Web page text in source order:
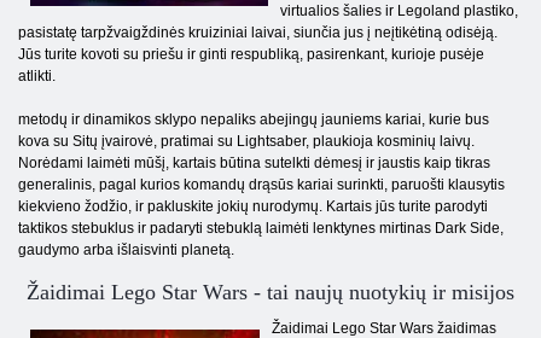
virtualios šalies ir Legoland plastiko,
pasistatę tarpžvaigždinės kruiziniai laivai, siunčia jus į neįtikėtiną odisėją.
Jūs turite kovoti su priešu ir ginti respubliką, pasirenkant, kurioje pusėje
atlikti.
metodų ir dinamikos sklypo nepaliks abejingų jauniems kariai, kurie bus
kova su Sitų įvairovė, pratimai su Lightsaber, plaukioja kosminių laivų.
Norėdami laimėti mūšį, kartais būtina sutelkti dėmesį ir jaustis kaip tikras
generalinis, pagal kurios komandų drąsūs kariai surinkti, paruošti klausytis
kiekvieno žodžio, ir pakluskite jokių nurodymų. Kartais jūs turite parodyti
taktikos stebuklus ir padaryti stebuklą laimėti lenktynes ​​mirtinas Dark Side,
gaudymo arba išlaisvinti planetą.
Žaidimai Lego Star Wars - tai naujų nuotykių ir misijos
Žaidimai Lego Star Wars žaidimas